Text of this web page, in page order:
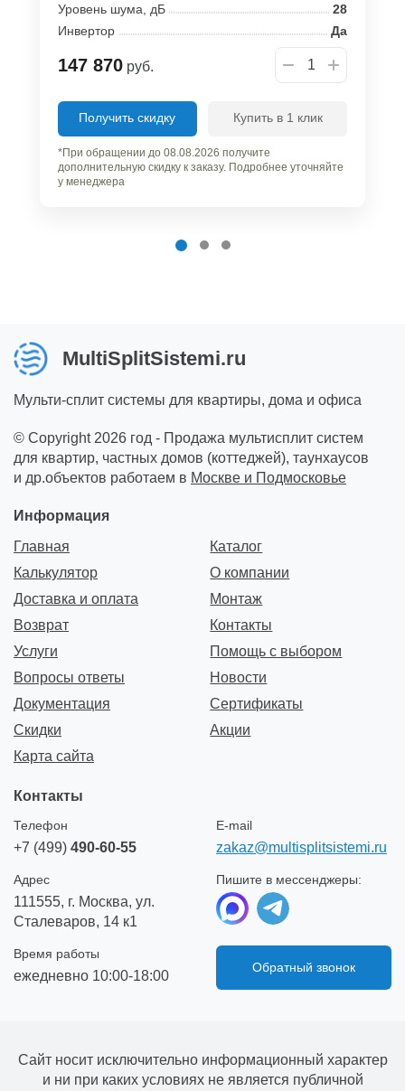
Уровень шума, дБ
28
Инвертор
Да
147 870 руб.
Получить скидку Купить в 1 клик
*При обращении до 08.08.2026 получите
дополнительную скидку к заказу. Подробнее уточняйте
у менеджера
MultiSplitSistemi.ru
Мульти-сплит системы для квартиры, дома и офиса
© Copyright 2026 год - Продажа мультисплит систем
для квартир, частных домов (коттеджей), таунхаусов
и др.объектов работаем в Москве и Подмосковье
Информация
Главная
Каталог
Калькулятор
О компании
Доставка и оплата
Монтаж
Возврат
Контакты
Услуги
Помощь с выбором
Вопросы ответы
Новости
Документация
Сертификаты
Скидки
Акции
Карта сайта
Контакты
Телефон
+7 (499) 490-60-55
E-mail
zakaz@multisplitsistemi.ru
Адрес
111555, г. Москва, ул.
Сталеваров, 14 к1
Пишите в мессенджеры:
Время работы
ежедневно 10:00-18:00
Обратный звонок
Сайт носит исключительно информационный характер
и ни при каких условиях не является публичной